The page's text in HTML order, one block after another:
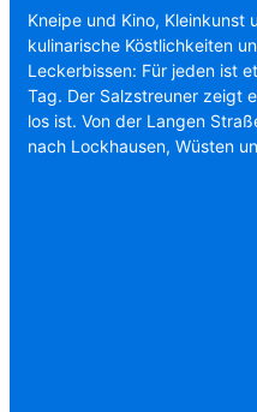
Kneipe und Kino, Kleinkunst
kulinarische Köstlichkeiten
Leckerbissen: Für jeden ist
Tag. Der Salzstreuner zeigt
los ist. Von der Langen
nach Lockhausen, Wüsten